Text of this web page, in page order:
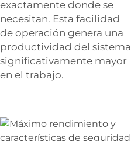
exactamente donde se
necesitan. Esta facilidad
de operación genera una
productividad del sistema
significativamente mayor
en el trabajo.